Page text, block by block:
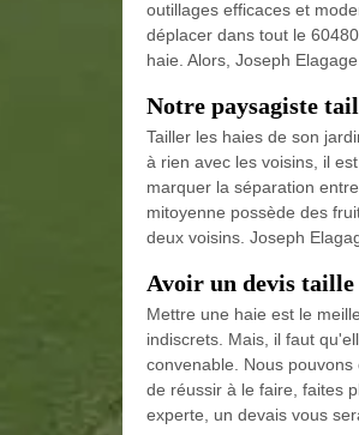
outillages efficaces et
déplacer dans tout le
haie. Alors, Joseph
Notre paysagiste
Tailler les haies de son
à rien avec les voisins, il
marquer la séparation
mitoyenne possède des
deux voisins. Joseph
Avoir un devis taille
Mettre une haie est le
indiscrets. Mais, il faut
convenable. Nous
de réussir à le faire, faites
experte, un devais vous